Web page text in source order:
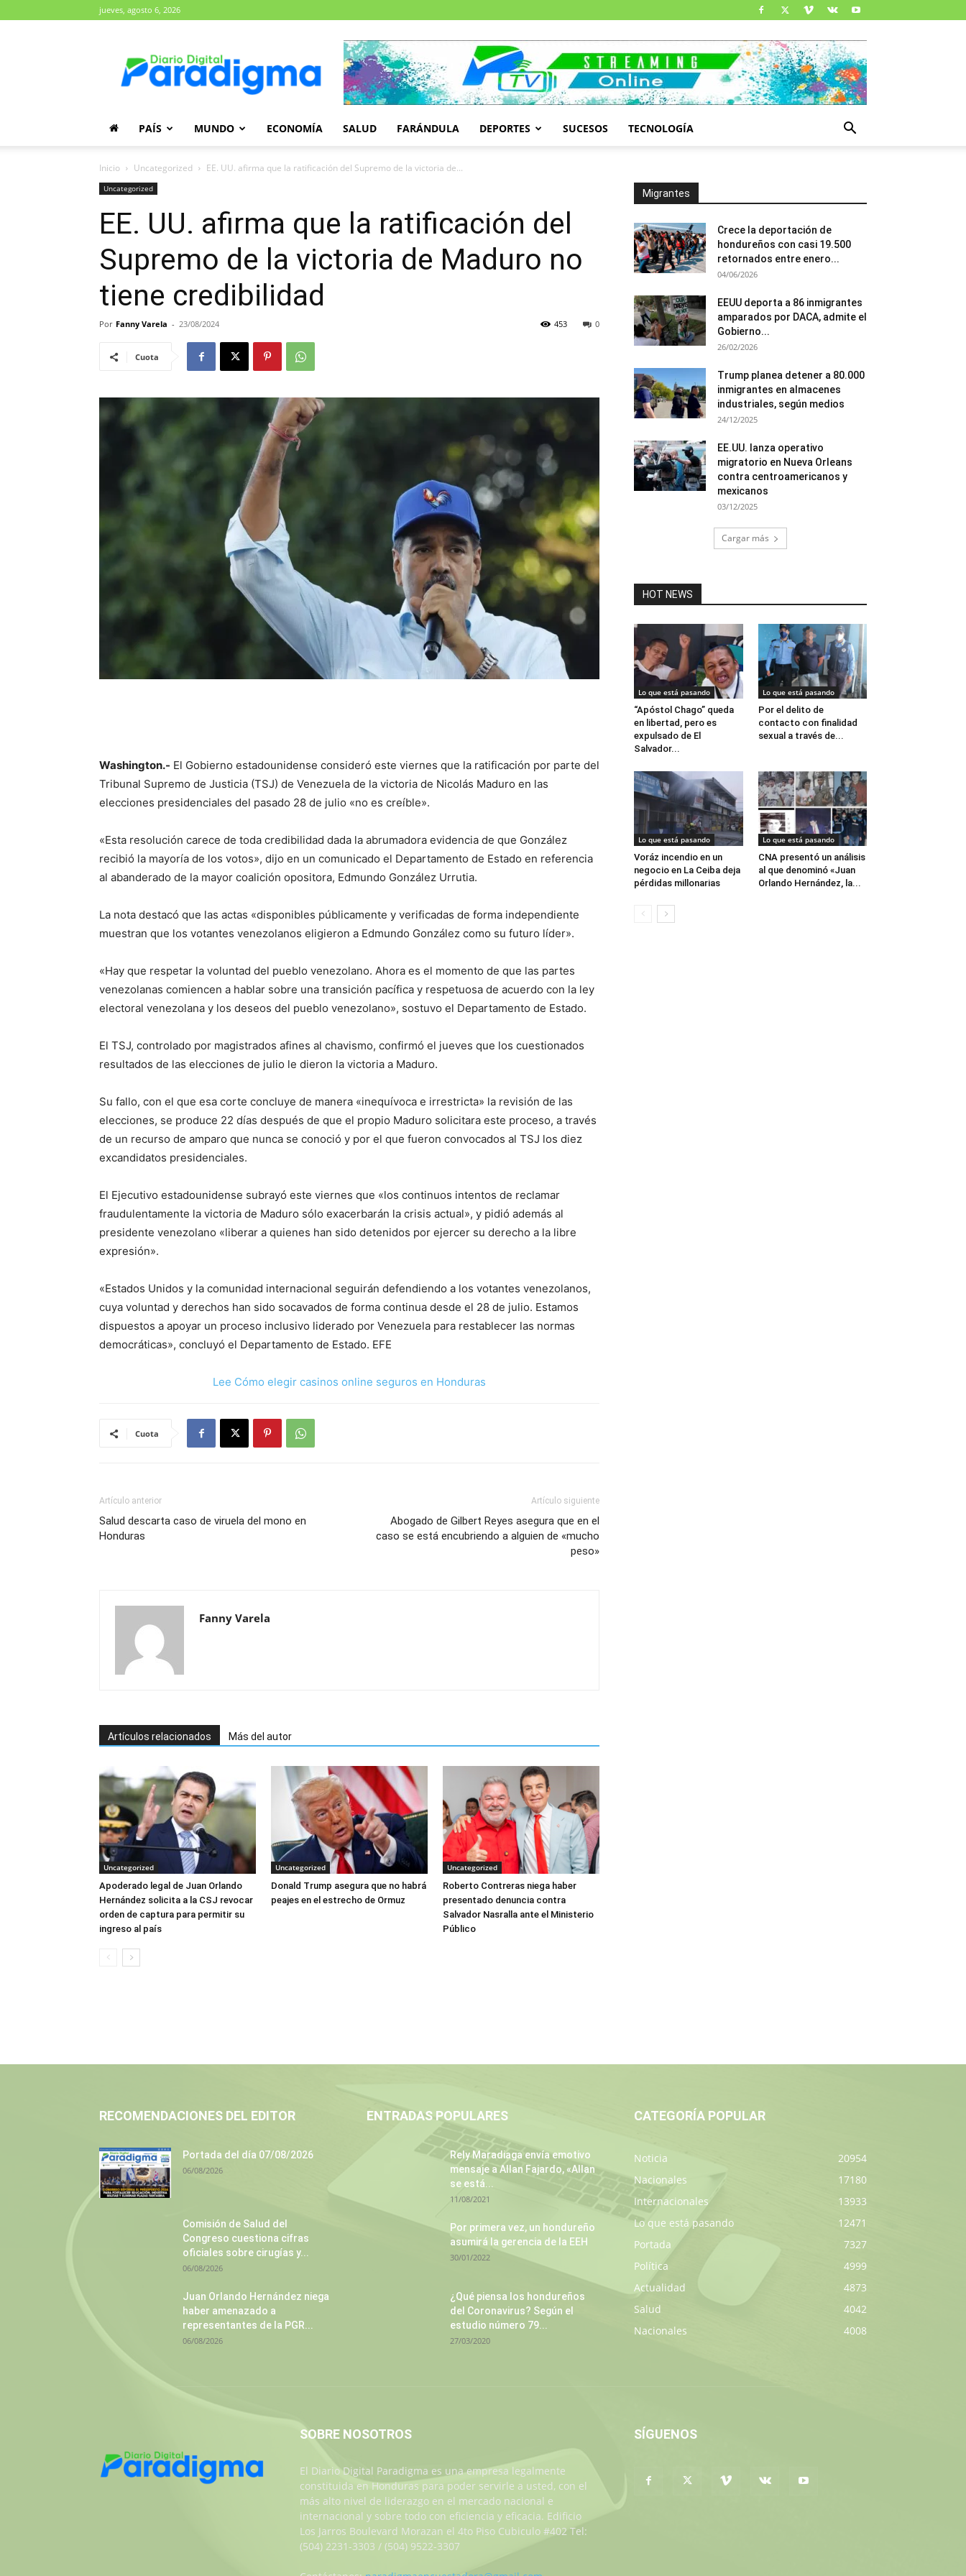
jueves, agosto 6, 2026
Paradigma
PAÍS MUNDO ECONOMÍA SALUD FARÁNDULA DEPORTES SUCESOS TECNOLOGÍA
Inicio Uncategorized EE. UU. afirma que la ratificación del Supremo de la victoria de...
Uncategorized
EE. UU. afirma que la ratificación del
Supremo de la victoria de Maduro no
tiene credibilidad
Por Fanny Varela - 23/08/2024 0
453
Cuota
Washington.- El Gobierno estadounidense consideró este viernes que la ratificación por parte del
Tribunal Supremo de Justicia (TSJ) de Venezuela de la victoria de Nicolás Maduro en las
elecciones presidenciales del pasado 28 de julio «no es creíble».
«Esta resolución carece de toda credibilidad dada la abrumadora evidencia de que González
recibió la mayoría de los votos», dijo en un comunicado el Departamento de Estado en referencia
al abanderado de la mayor coalición opositora, Edmundo González Urrutia.
La nota destacó que las actas «disponibles públicamente y verificadas de forma independiente
muestran que los votantes venezolanos eligieron a Edmundo González como su futuro líder».
«Hay que respetar la voluntad del pueblo venezolano. Ahora es el momento de que las partes
venezolanas comiencen a hablar sobre una transición pacífica y respetuosa de acuerdo con la ley
electoral venezolana y los deseos del pueblo venezolano», sostuvo el Departamento de Estado.
El TSJ, controlado por magistrados afines al chavismo, confirmó el jueves que los cuestionados
resultados de las elecciones de julio le dieron la victoria a Maduro.
Su fallo, con el que esa corte concluye de manera «inequívoca e irrestricta» la revisión de las
elecciones, se produce 22 días después de que el propio Maduro solicitara este proceso, a través
de un recurso de amparo que nunca se conoció y por el que fueron convocados al TSJ los diez
excandidatos presidenciales.
El Ejecutivo estadounidense subrayó este viernes que «los continuos intentos de reclamar
fraudulentamente la victoria de Maduro sólo exacerbarán la crisis actual», y pidió además al
presidente venezolano «liberar a quienes han sido detenidos por ejercer su derecho a la libre
expresión».
«Estados Unidos y la comunidad internacional seguirán defendiendo a los votantes venezolanos,
cuya voluntad y derechos han sido socavados de forma continua desde el 28 de julio. Estamos
dispuestos a apoyar un proceso inclusivo liderado por Venezuela para restablecer las normas
democráticas», concluyó el Departamento de Estado. EFE
Lee Cómo elegir casinos online seguros en Honduras
Cuota
Artículo anterior
Salud descarta caso de viruela del mono en
Honduras
Artículo siguiente
Abogado de Gilbert Reyes asegura que en el
caso se está encubriendo a alguien de «mucho
peso»
Fanny Varela
Artículos relacionados Más del autor
Uncategorized
Apoderado legal de Juan Orlando
Hernández solicita a la CSJ revocar
orden de captura para permitir su
ingreso al país
Uncategorized
Donald Trump asegura que no habrá
peajes en el estrecho de Ormuz
Uncategorized
Roberto Contreras niega haber
presentado denuncia contra
Salvador Nasralla ante el Ministerio
Público
Migrantes
Crece la deportación de
hondureños con casi 19.500
retornados entre enero...
04/06/2026
EEUU deporta a 86 inmigrantes
amparados por DACA, admite el
Gobierno...
26/02/2026
Trump planea detener a 80.000
inmigrantes en almacenes
industriales, según medios
24/12/2025
EE.UU. lanza operativo
migratorio en Nueva Orleans
contra centroamericanos y
mexicanos
03/12/2025
Cargar más
HOT NEWS
Lo que está pasando
“Apóstol Chago” queda
en libertad, pero es
expulsado de El
Salvador...
Lo que está pasando
Por el delito de
contacto con finalidad
sexual a través de...
Lo que está pasando
Voráz incendio en un
negocio en La Ceiba deja
pérdidas millonarias
Lo que está pasando
CNA presentó un análisis
al que denominó «Juan
Orlando Hernández, la...
RECOMENDACIONES DEL EDITOR
Portada del día 07/08/2026
06/08/2026
Comisión de Salud del
Congreso cuestiona cifras
oficiales sobre cirugías y...
06/08/2026
Juan Orlando Hernández niega
haber amenazado a
representantes de la PGR...
06/08/2026
ENTRADAS POPULARES
Rely Maradiaga envía emotivo
mensaje a Allan Fajardo, «Allan
se está...
11/08/2021
Por primera vez, un hondureño
asumirá la gerencia de la EEH
30/01/2022
¿Qué piensa los hondureños
del Coronavirus? Según el
estudio número 79...
27/03/2020
CATEGORÍA POPULAR
Noticia
20954
Nacionales
17180
Internacionales
13933
Lo que está pasando
12471
Portada
7327
Política
4999
Actualidad
4873
Salud
4042
Nacionales
4008
SOBRE NOSOTROS
El Diario Digital Paradigma es una empresa legalmente
constituida en Honduras para poder servirle a usted, con el
más alto nivel de liderazgo en el mercado nacional e
internacional y sobre todo con eficiencia y eficacia. Edificio
Los Jarros Boulevard Morazan el 4to Piso Cubiculo #402 Tel:
(504) 2231-3303 / (504) 9522-3307
SÍGUENOS